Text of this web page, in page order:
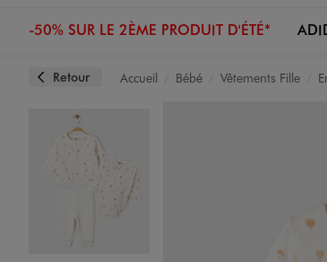
-50% SUR LE 2ÈME PRODUIT D'ÉTÉ*
Retour Accueil Bébé Vêtements Fille